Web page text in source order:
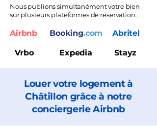
Nous publions simultanément votre bien
sur plusieurs plateformes de réservation.
Airbnb
Vrbo
Booking.com
Expedia
Abritel
Stayz
Louer votre logement à
Châtillon grâce à notre
conciergerie Airbnb